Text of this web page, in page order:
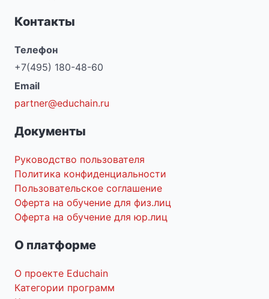
Контакты
Телефон
+7(495) 180-48-60
Email
partner@educhain.ru
Документы
Руководство пользователя
Политика конфиденциальности
Пользовательское соглашение
Оферта на обучение для физ.лиц
Оферта на обучение для юр.лиц
О платформе
О проекте Educhain
Категории программ